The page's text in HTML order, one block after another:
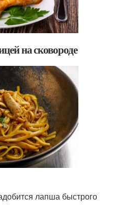
на сковороде
лапша быстрого